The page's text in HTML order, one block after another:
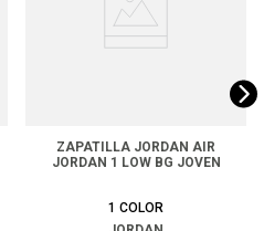
ZAPATILLA JORDAN AIR
JORDAN 1 LOW BG JOVEN
1 COLOR